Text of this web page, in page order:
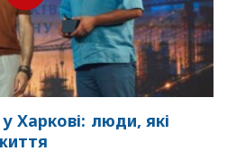
Харкові: люди, які